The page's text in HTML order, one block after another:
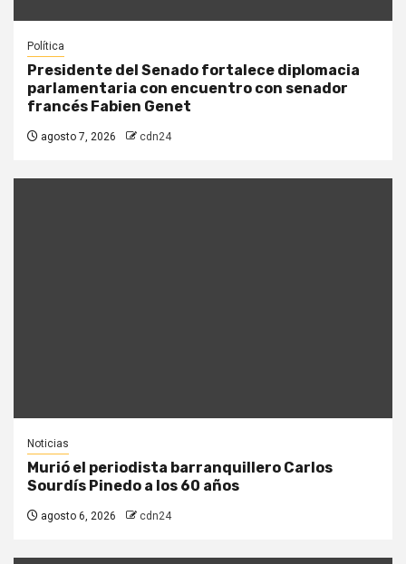
Política
Presidente del Senado fortalece diplomacia
parlamentaria con encuentro con senador
francés Fabien Genet
agosto 7, 2026 cdn24
Noticias
Murió el periodista barranquillero Carlos
Sourdís Pinedo a los 60 años
agosto 6, 2026 cdn24